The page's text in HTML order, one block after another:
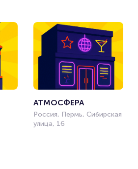
АТМОСФЕРА
Россия, Пермь, Сибирская
улица, 16